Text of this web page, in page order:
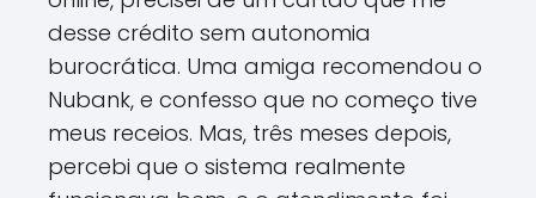
desse crédito sem autonomia
burocrática. Uma amiga recomendou o
Nubank, e confesso que no começo tive
meus receios. Mas, três meses depois,
percebi que o sistema realmente